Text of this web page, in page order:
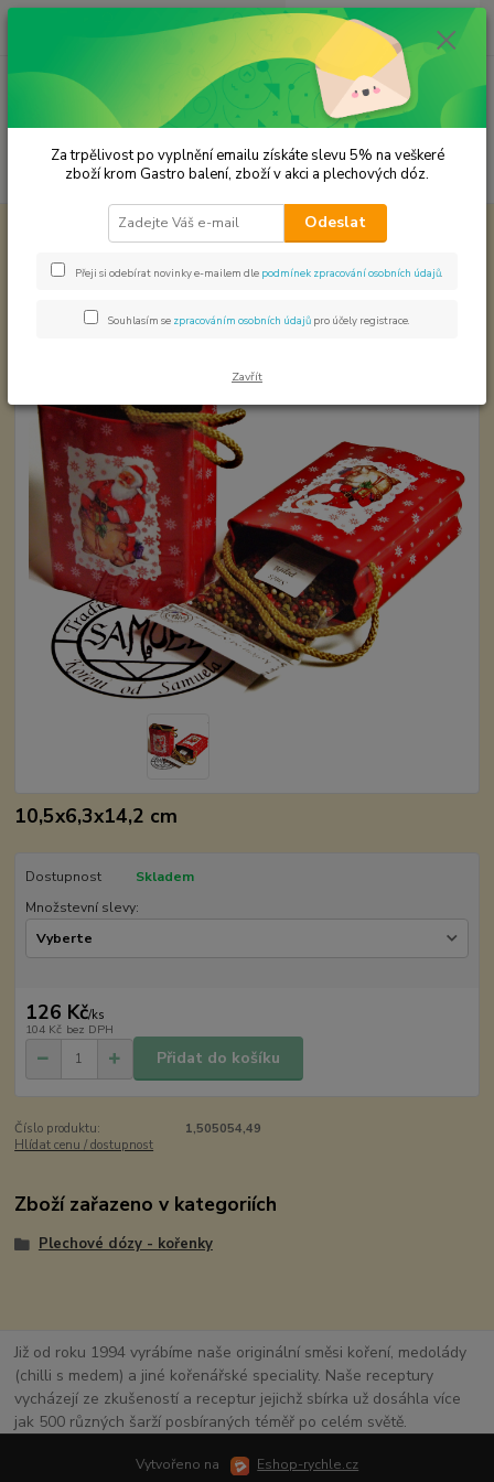
Menu
Hledat
ks
za 0,00 Kč
Plechové dózy - kořenky Plechová taška dárková VÝPRODEJ
Plechová taška dárková
VÝPRODEJ
10,5x6,3x14,2 cm
Dostupnost
Skladem
Množstevní slevy:
126 Kč/ks
104 Kč bez DPH
Přidat do košíku
Číslo produktu:
1,505054,49
Hlídat cenu / dostupnost
Zboží zařazeno v kategoriích
Plechové dózy - kořenky
Již od roku 1994 vyrábíme naše originální směsi koření, medolády
(chilli s medem) a jiné kořenářské speciality. Naše receptury
vycházejí ze zkušeností a receptur jejichž sbírka už dosáhla více
jak 500 různých šarží posbíraných téměř po celém světě.
Vytvořeno na Eshop-rychle.cz
Za trpělivost po vyplnění emailu získáte slevu 5% na veškeré
zboží krom Gastro balení, zboží v akci a plechových dóz.
Odeslat
Přeji si odebírat novinky e-mailem dle podmínek zpracování osobních údajů
Souhlasím se zpracováním osobních údajů pro účely registrace.
Zavřít